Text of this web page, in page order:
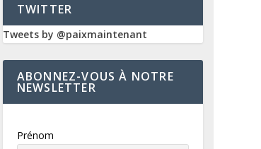
TWITTER
Tweets by @paixmaintenant
ABONNEZ-VOUS À NOTRE
NEWSLETTER
Prénom